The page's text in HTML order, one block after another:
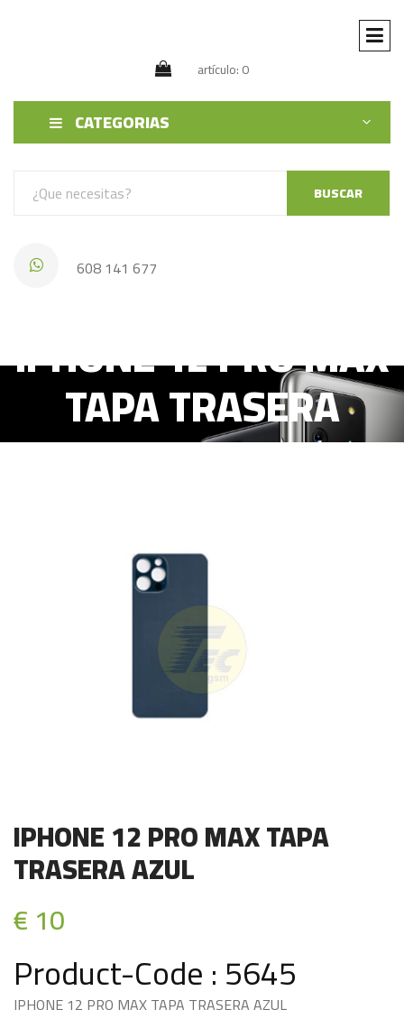
artículo: 0
CATEGORIAS
BUSCAR
608 141 677
IPHONE 12 PRO MAX
TAPA TRASERA
AZUL
IPHONE 12 PRO MAX TAPA
TRASERA AZUL
€ 10
Product-Code : 5645
IPHONE 12 PRO MAX TAPA TRASERA AZUL